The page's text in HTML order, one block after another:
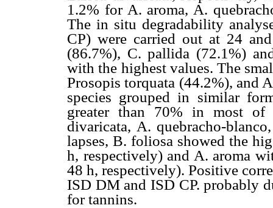
1.2% for A. aroma, A.
The in situ degradability
CP) were carried out at 24
(86.7%), C. pallida (72.1%)
with the highest values. The
Prosopis torquata (44.2%), and
species grouped in similar
greater than 70% in most
divaricata, A. quebracho-
lapses, B. foliosa showed the
h, respectively) and A. aroma
48 h, respectively). Positive
ISD DM and ISD CP. probably
for tannins.